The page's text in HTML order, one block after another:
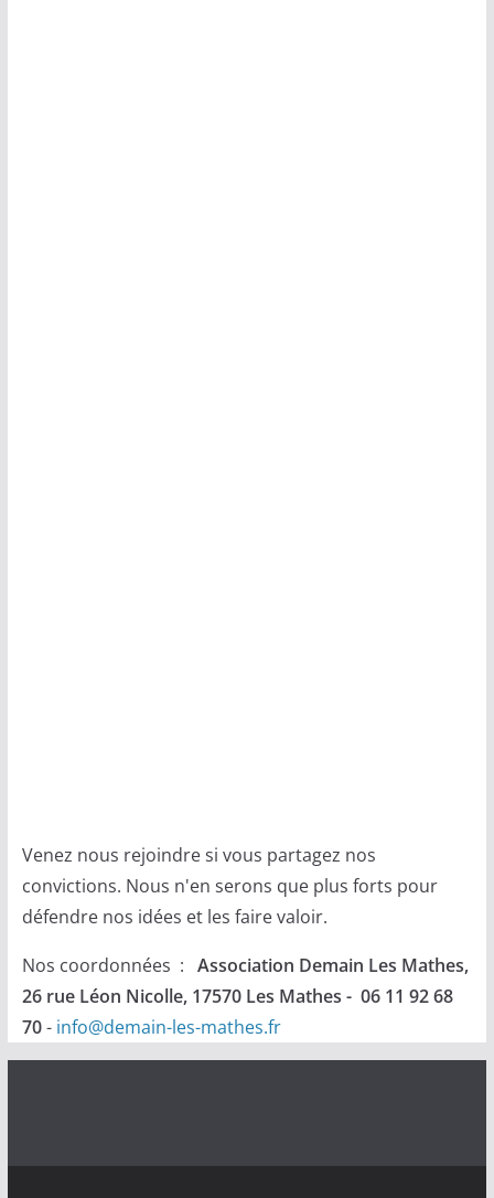
Venez nous rejoindre si vous partagez nos
convictions. Nous n'en serons que plus forts pour
défendre nos idées et les faire valoir.
Nos coordonnées : Association Demain Les Mathes,
26 rue Léon Nicolle, 17570 Les Mathes - 06 11 92 68
70- info@demain-les-mathes.fr